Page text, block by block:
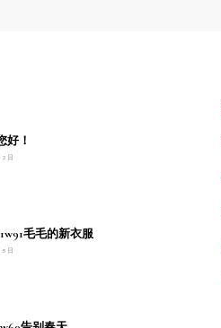
好！
日
毛毛的新衣服
日